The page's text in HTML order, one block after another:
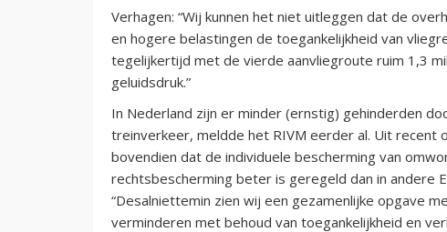
Verhagen: “Wij kunnen het niet uitleggen dat de
en hogere belastingen de toegankelijkheid van
tegelijkertijd met de vierde aanvliegroute ruim 1,3
geluidsdruk.”
In Nederland zijn er minder (ernstig) gehinderden
treinverkeer, meldde het RIVM eerder al. Uit recent
bovendien dat de individuele bescherming van
rechtsbescherming beter is geregeld dan in andere
“Desalniettemin zien wij een gezamenlijke opgave
verminderen met behoud van toegankelijkheid en